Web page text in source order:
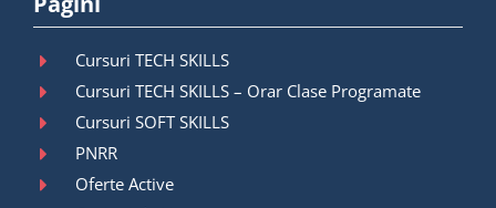
Cursuri TECH SKILLS
Cursuri TECH SKILLS – Orar Clase Programate
Cursuri SOFT SKILLS
PNRR
Oferte Active